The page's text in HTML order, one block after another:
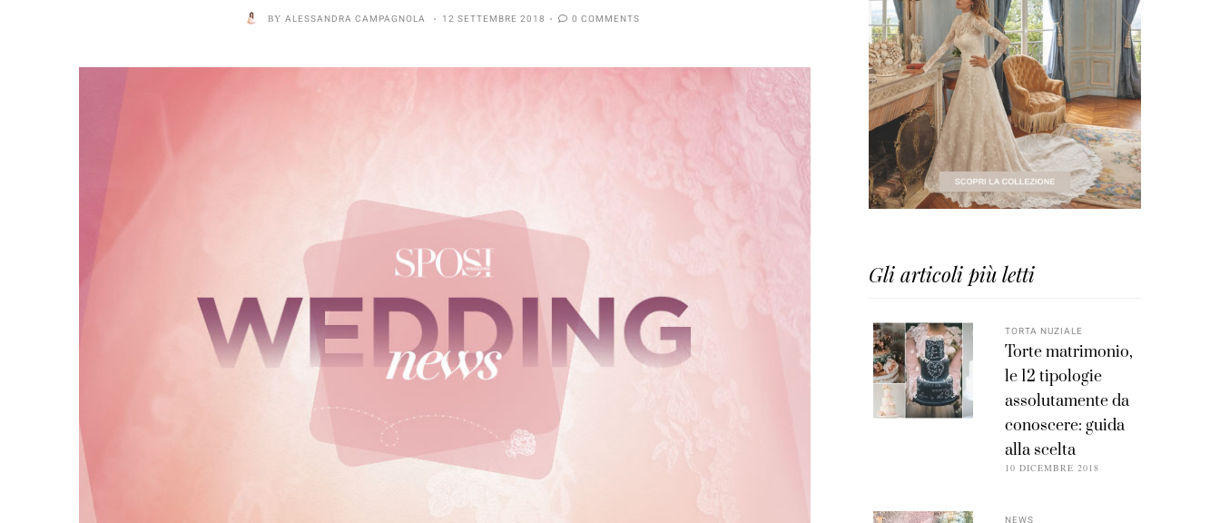
BYALESSANDRA CAMPAGNOLA 12 SETTEMBRE 2018 0 COMMENTS
Gli articoli più letti
TORTA NUZIALE
Torte matrimonio,
le 12 tipologie
assolutamente da
conoscere: guida
alla scelta
10 DICEMBRE 2018
NEWS